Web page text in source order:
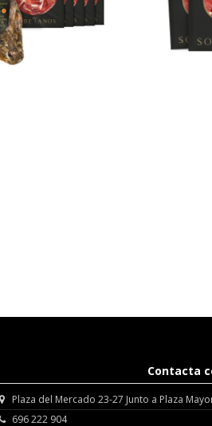
Contacta
Plaza del Mercado 23-27 Junto a Plaza
696 222 904